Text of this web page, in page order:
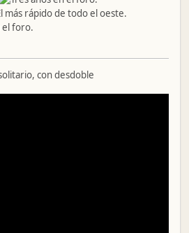
con desdoble